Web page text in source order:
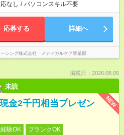
なし / パソコンスキル不要
応募する 詳細へ
ーシング株式会社 メディカルケア事業部
掲載日：2026.08.05
未読
NEW
金2千円相当プレゼン
験OK
ブランクOK